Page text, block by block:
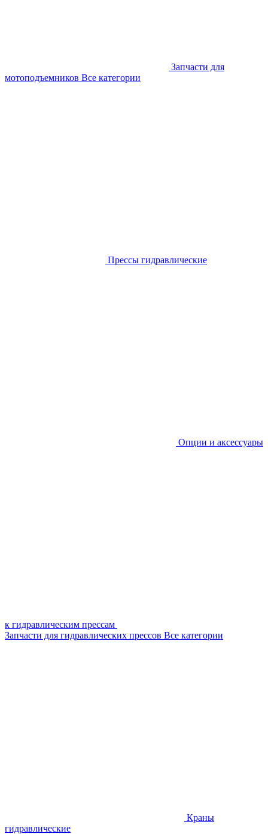
Запчасти для
мотоподъемников Все категории
Прессы гидравлические
Опции и аксессуары
к гидравлическим прессам
Запчасти для гидравлических прессов Все категории
Краны
гидравлические